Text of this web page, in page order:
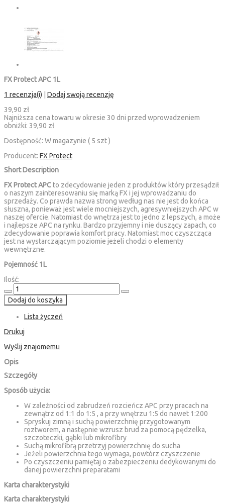
FX Protect APC 1L
1 recenzja(i)
Dodaj swoją recenzję
39,90 zł
Najniższa cena towaru w okresie 30 dni przed wprowadzeniem
obniżki: 39,90 zł
Dostępność: W magazynie ( 5 szt )
Producent: FX Protect
Short Description
FX Protect APCto zdecydowanie jeden z produktów który przesądził
o naszym zainteresowaniu się marką FX i jej wprowadzaniu do
sprzedaży. Co prawda nazwa strong według nas nie jest do końca
słuszna, ponieważ jest wiele mocniejszych, agresywniejszych APC w
naszej ofercie. Natomiast do wnętrza jest to jedno z lepszych, a może
i najlepsze APC na rynku. Bardzo przyjemny i nie duszący zapach, co
zdecydowanie poprawia komfort pracy. Natomiast moc czyszcząca
jest na wystarczającym poziomie jeżeli chodzi o elementy
wewnętrzne.
Pojemność 1L
Ilość:
Dodaj do koszyka
Lista życzeń
Drukuj
Wyślij znajomemu
Opis
Szczegóły
Sposób użycia:
W zależności od zabrudzeń rozcieńcz APC przy pracach na
zewnątrz od 1:1 do 1:5 , a przy wnętrzu 1:5 do nawet 1:200
Spryskuj zimną i suchą powierzchnię przygotowanym
roztworem, a następnie wzrusz brud za pomocą pędzelka,
szczoteczki, gąbki lub mikrofibry
Suchą mikrofibrą przetrzyj powierzchnię do sucha
Jeżeli powierzchnia tego wymaga, powtórz czyszczenie
Po czyszczeniu pamiętaj o zabezpieczeniu dedykowanymi do
danej powierzchni preparatami
Karta charakterystyki
Karta charakterystyki